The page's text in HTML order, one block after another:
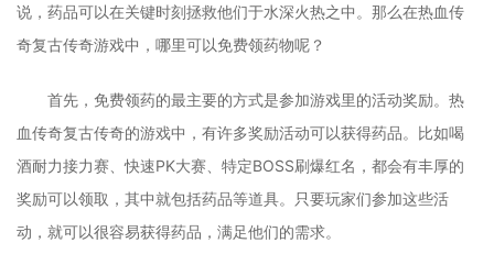
说，药品可以在关键时刻拯救他们于水深火热之中。那么在热血传
奇复古传奇游戏中，哪里可以免费领药物呢？
首先，免费领药的最主要的方式是参加游戏里的活动奖励。热
血传奇复古传奇的游戏中，有许多奖励活动可以获得药品。比如喝
酒耐力接力赛、快速PK大赛、特定BOSS刷爆红名，都会有丰厚的
奖励可以领取，其中就包括药品等道具。只要玩家们参加这些活
动，就可以很容易获得药品，满足他们的需求。